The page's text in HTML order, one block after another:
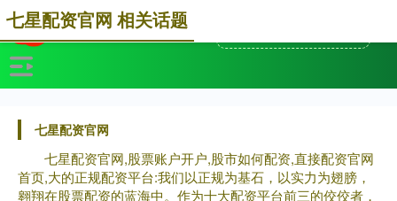
七星配资官网
七星配资官网,股票账户开户,股市如何配资,直接配资官网
首页,大的正规配资平台:我们以正规为基石，以实力为翅膀，
翱翔在股票配资的蓝海中。作为十大配资平台前三的佼佼者，
七星配资官网 相关话题